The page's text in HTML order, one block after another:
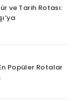
ve Tarih Rotası:
Popüler Rotalar